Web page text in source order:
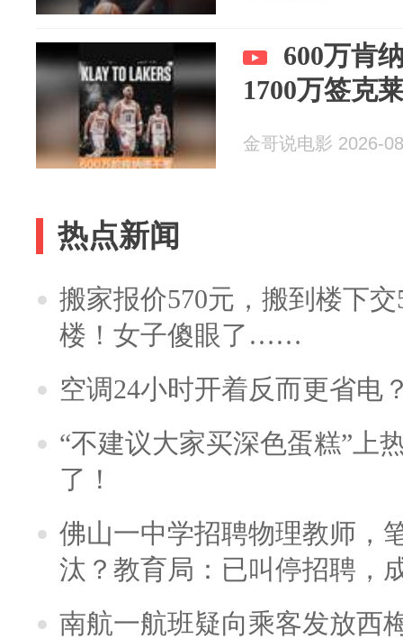
600万肯
1700万签克
金哥说电影 2026-
热点新闻
搬家报价570元，搬到楼下
楼！女子傻眼了……
空调24小时开着反而更省电
“不建议大家买深色蛋糕”上
了！
佛山一中学招聘物理教师，
汰？教育局：已叫停招聘，
南航一航班疑向乘客发放西